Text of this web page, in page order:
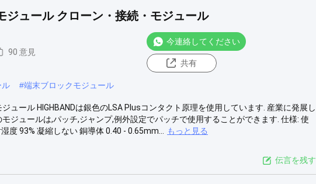
ジュール クローン・接続・モジュール
90 意見
今連絡してください
共有
ル #端末ブロックモジュール
ュール HIGHBANDは銀色のLSA Plusコンタクト原理を使用しています. 産業に発展し
ジュールは,パッチ,ジャンプ,例外設定でパッチで使用することができます. 仕様: 使
度 93% 凝縮しない 銅導体 0.40 - 0.65mm...
もっと見る
伝言を残す